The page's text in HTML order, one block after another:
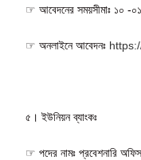
☞ আবেদনের সময়সীমাঃ ১০ -
☞ অনলাইনে আবেদনঃ
৫। ইউনিয়ন ব্যাংকঃ
☞ পদের নামঃ প্রবেশনারি